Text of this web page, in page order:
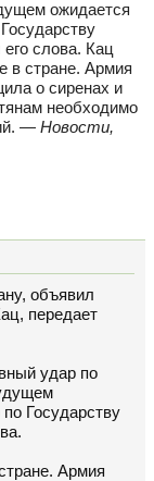
ожидается
слова. Кац
в стране. Армия
о сиренах и
необходимо
— Новости,
объявил
передает
удар по
Государству
Армия